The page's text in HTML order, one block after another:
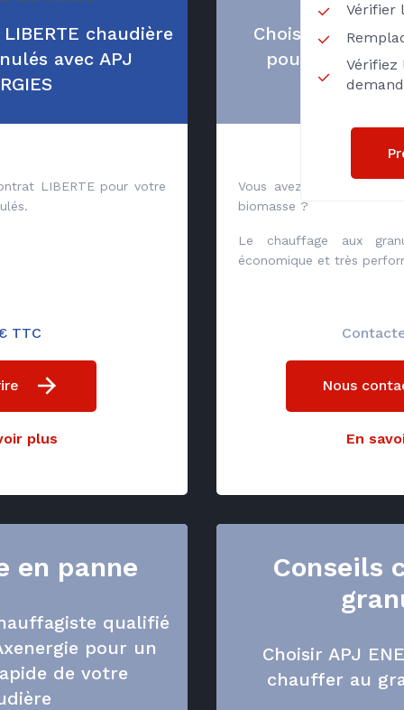
Vérifier
Vérifiez
chaudière
avec APJ
LIBERTE pour votre
TTC
plus
Choisir APJ
pour son
biomasse
Vous avez un projet
biomasse ?
Le chauffage aux
économique et très
Nous
En
en panne
qualifié
pour un
de votre
Conseils
Choisir APJ
chauffer au